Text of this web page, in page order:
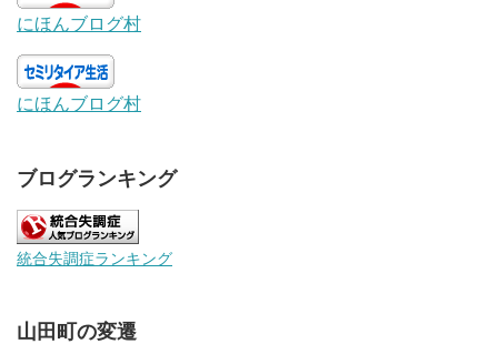
にほんブログ村
にほんブログ村
ブログランキング
統合失調症ランキング
山田町の変遷